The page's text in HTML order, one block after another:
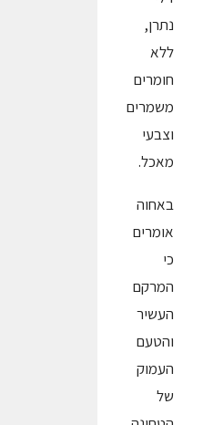
נתרן,
ללא
חומרים
משמרים
וצבעי
מאכל.
באחוה
אומרים
כי
המרקם
העשיר
והטעם
העמוק
של